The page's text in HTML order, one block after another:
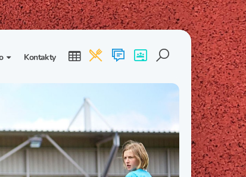
Třída I. B Třída I. C
Třída II. C
Třída III. B Třída III. C
Třída IV. B Třída IV. C
Kontakty